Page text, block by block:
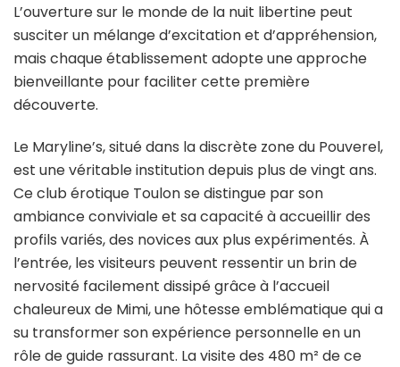
L’ouverture sur le monde de la nuit libertine peut
susciter un mélange d’excitation et d’appréhension,
mais chaque établissement adopte une approche
bienveillante pour faciliter cette première
découverte.
Le Maryline’s, situé dans la discrète zone du Pouverel,
est une véritable institution depuis plus de vingt ans.
Ce club érotique Toulon se distingue par son
ambiance conviviale et sa capacité à accueillir des
profils variés, des novices aux plus expérimentés. À
l’entrée, les visiteurs peuvent ressentir un brin de
nervosité facilement dissipé grâce à l’accueil
chaleureux de Mimi, une hôtesse emblématique qui a
su transformer son expérience personnelle en un
rôle de guide rassurant. La visite des 480 m² de ce